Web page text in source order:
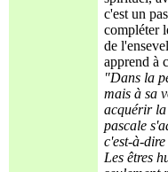
c'est un
compléter
de
apprend à
"Dans la
mais à sa
acquérir la
pascale
c'est-à-
Les êtres